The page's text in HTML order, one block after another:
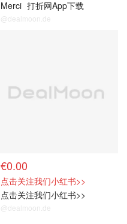
Merci 打折网App下载
@dealmoon.de
€0.00
点击关注我们小红书>>
点击关注我们小红书>>
@dealmoon.de